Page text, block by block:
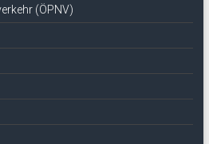
(ÖPNV)